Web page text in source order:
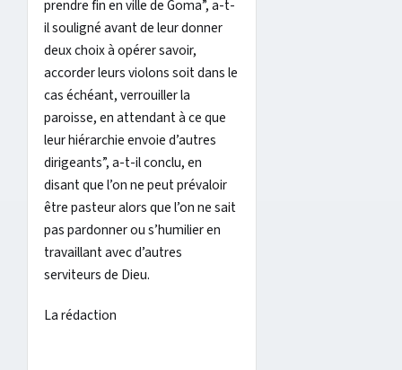
prendre fin en ville de Goma”, a-t-
il souligné avant de leur donner
deux choix à opérer savoir,
accorder leurs violons soit dans le
cas échéant, verrouiller la
paroisse, en attendant à ce que
leur hiérarchie envoie d’autres
dirigeants”, a-t-il conclu, en
disant que l’on ne peut prévaloir
être pasteur alors que l’on ne sait
pas pardonner ou s’humilier en
travaillant avec d’autres
serviteurs de Dieu.
La rédaction